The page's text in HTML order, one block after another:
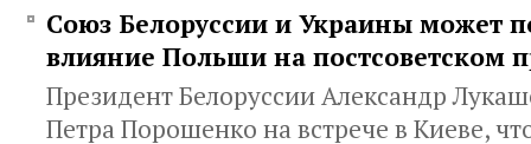
Союз Белоруссии и Украины может
влияние Польши на постсоветском
Президент Белоруссии Александр
Петра Порошенко на встрече в Киеве,